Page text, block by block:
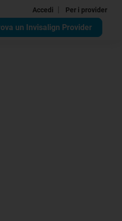
Accedi Per i provider
un Invisalign Provider